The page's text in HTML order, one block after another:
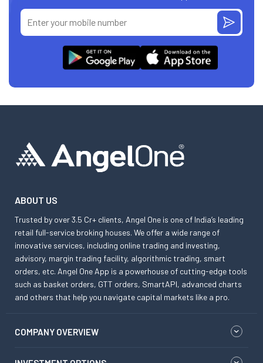
ABOUT US
Trusted by over 3.5 Cr+ clients, Angel One is one of India’s leading
retail full-service broking houses. We offer a wide range of
innovative services, including online trading and investing,
advisory, margin trading facility, algorithmic trading, smart
orders, etc. Angel One App is a powerhouse of cutting-edge tools
such as basket orders, GTT orders, SmartAPI, advanced charts
and others that help you navigate capital markets like a pro.
COMPANY OVERVIEW